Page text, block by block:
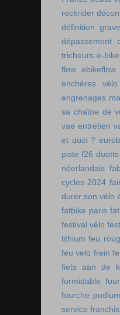
rockrider
définition
dépassement
tricheurs e-
flow ebikeflow
enchères vélo
engrenages
sa chaîne de
vae entretien
et quoi ?
piste f26 duotts
néerlandais
cycles 2024
durer son vélo
fatbike paris
festival vélo
lithium feu
feu velo frein
fiets aan de
formidable
fourche podium
service